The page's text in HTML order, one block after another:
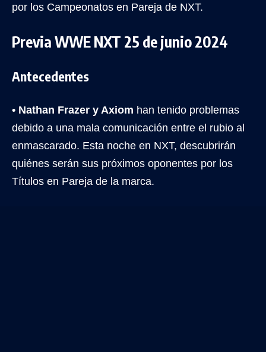
por los Campeonatos en Pareja de NXT.
Previa WWE NXT 25 de junio 2024
Antecedentes
• Nathan Frazer y Axiom han tenido problemas
debido a una mala comunicación entre el rubio al
enmascarado. Esta noche en NXT, descubrirán
quiénes serán sus próximos oponentes por los
Títulos en Pareja de la marca.